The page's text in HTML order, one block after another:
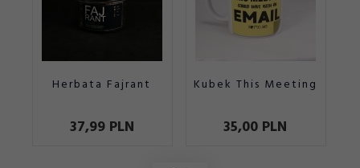
Herbata Fajrant
37,99 PLN
Kubek This Meeting
35,00 PLN